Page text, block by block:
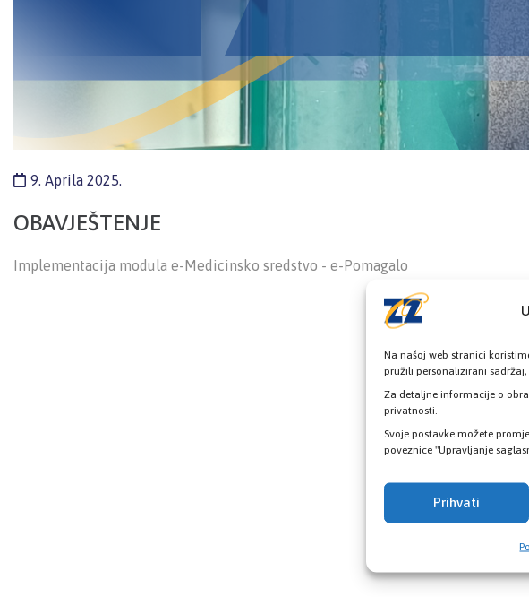
Na našoj web stranici
pružili personalizirani
Za detaljne informacije o
privatnosti.
Svoje postavke možete
poveznice "Upravljanje
Prihvati
9. Aprila 2025.
OBAVJEŠTENJE
Implementacija modula e-Medicinsko sredstvo - e-Pomagalo